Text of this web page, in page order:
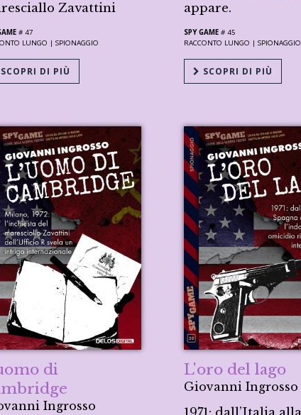
Zavattini
# 47
LUNGO | SPIONAGGIO
SCOPRI DI PIÙ
appare.
SPY GAME # 45
RACCONTO LUNGO | SPIONAGGIO
SCOPRI DI PIÙ
di
Ingrosso
L'oro del lago
Giovanni Ingrosso